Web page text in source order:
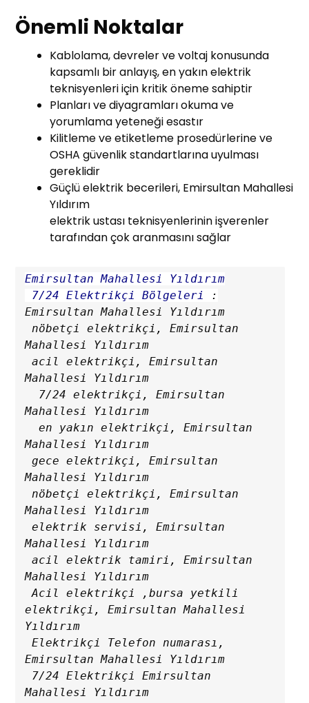
Önemli Noktalar
Kablolama, devreler ve voltaj konusunda
kapsamlı bir anlayış, en yakın elektrik
teknisyenleri için kritik öneme sahiptir
Planları ve diyagramları okuma ve
yorumlama yeteneği esastır
Kilitleme ve etiketleme prosedürlerine ve
OSHA güvenlik standartlarına uyulması
gereklidir
Güçlü elektrik becerileri, Emirsultan Mahallesi
Yıldırım
elektrik ustası teknisyenlerinin işverenler
tarafından çok aranmasını sağlar
Emirsultan Mahallesi Yıldırım
7/24 Elektrikçi Bölgeleri
:
Emirsultan Mahallesi Yıldırım
Mahallesi Yıldırım
acil elektrikçi, Emirsultan
Mahallesi Yıldırım
7/24 elektrikçi, Emirsultan
Mahallesi Yıldırım
en yakın elektrikçi, Emirsultan
Mahallesi Yıldırım
gece elektrikçi, Emirsultan
Mahallesi Yıldırım
Mahallesi Yıldırım
elektrik servisi, Emirsultan
Mahallesi Yıldırım
acil elektrik tamiri, Emirsultan
Mahallesi Yıldırım
Acil elektrikçi ,bursa yetkili
elektrikçi, Emirsultan Mahallesi
Yıldırım
Elektrikçi Telefon numarası,
Emirsultan Mahallesi Yıldırım
Mahallesi Yıldırım